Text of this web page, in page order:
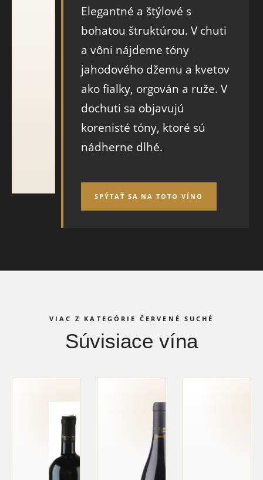
Elegantné a štýlové s
bohatou štruktúrou. V chuti
a vôni nájdeme tóny
jahodového džemu a kvetov
ako fialky, orgován a ruže. V
dochuti sa objavujú
korenisté tóny, ktoré sú
nádherne dlhé.
SPÝTAŤ SA NA TOTO VÍNO
VIAC Z KATEGÓRIE ČERVENÉ SUCHÉ
Súvisiace vína